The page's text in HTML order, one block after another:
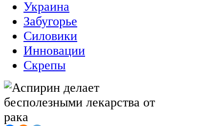
Украина
Забугорье
Силовики
Инновации
Скрепы